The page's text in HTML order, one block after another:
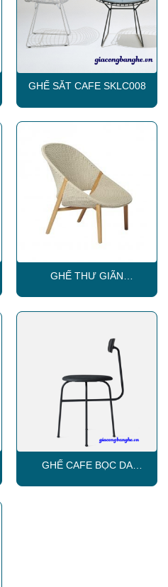
GHẾ SẮT CAFE SKLC008
GHẾ THƯ GIÃN
GHẾ CAFE BỌC DA